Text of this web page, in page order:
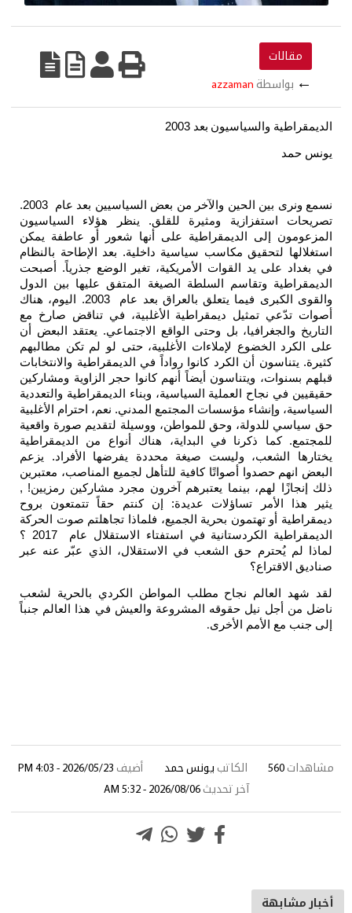
مقالات
← بواسطة azzaman
الديمقراطية والسياسيون بعد 2003
يونس حمد
نسمع ونرى بين الحين والآخر من بعض السياسيين بعد عام 2003.
تصريحات استفزازية ومثيرة للقلق. ينظر هؤلاء السياسيون
المزعومون إلى الديمقراطية على أنها شعور أو عاطفة يمكن
استغلالها لتحقيق مكاسب سياسية داخلية. بعد الإطاحة بالنظام
في بغداد على يد القوات الأمريكية، تغير الوضع جذرياً. أصبحت
الديمقراطية وتقاسم السلطة الصيغة المتفق عليها بين الدول
والقوى الكبرى فيما يتعلق بالعراق بعد عام 2003. اليوم، هناك
أصوات تدّعي تمثيل ديمقراطية الأغلبية، في تناقض صارخ مع
التاريخ والجغرافيا، بل وحتى الواقع الاجتماعي. يعتقد البعض أن
على الكرد الخضوع لإملاءات الأغلبية، حتى لو لم تكن مطالبهم
كثيرة. يتناسون أن الكرد كانوا رواداً في الديمقراطية والانتخابات
قبلهم بسنوات، ويتناسون أيضاً أنهم كانوا حجر الزاوية ومشاركين
حقيقيين في نجاح العملية السياسية، وبناء الديمقراطية والتعددية
السياسية، وإنشاء مؤسسات المجتمع المدني. نعم، احترام الأغلبية
حق سياسي للدولة، وحق للمواطن، ووسيلة لتقديم صورة واقعية
للمجتمع. كما ذكرنا في البداية، هناك أنواع من الديمقراطية
يختارها الشعب، وليست صيغة محددة يفرضها الأفراد. يزعم
البعض انهم حصدوا أصواتًا كافية للتأهل لجميع المناصب، معتبرين
ذلك إنجازًا لهم، بينما يعتبرهم آخرون مجرد مشاركين رمزيين! ,
يثير هذا الأمر تساؤلات عديدة: إن كنتم حقاً تتمتعون بروح
ديمقراطية أو تهتمون بحرية الجميع، فلماذا تجاهلتم صوت الحركة
الديمقراطية الكردستانية في استفتاء الاستقلال عام 2017 ؟
لماذا لم يُحترم حق الشعب في الاستقلال، الذي عبّر عنه عبر
صناديق الاقتراع؟
لقد شهد العالم نجاح مطلب المواطن الكردي بالحرية لشعب
ناضل من أجل نيل حقوقه المشروعة والعيش في هذا العالم جنباً
إلى جنب مع الأمم الأخرى.
مشاهدات 560 الكاتب يونس حمد أضيف 2026/05/23 - 4:03 PM
آخر تحديث 2026/08/06 - 5:32 AM
أخبار مشابهة